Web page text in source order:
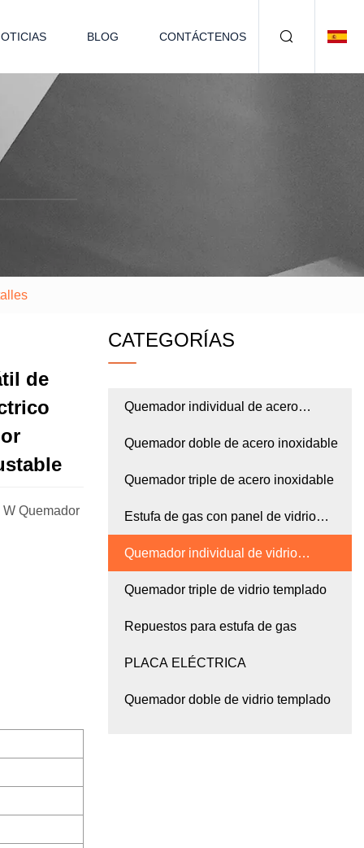
BLOG CONTÁCTENOS
de
Quemador
CATEGORÍAS
Quemador individual de acero
inoxidable
Quemador doble de acero inoxidable
Quemador triple de acero inoxidable
Estufa de gas con panel de vidrio
templado
Quemador individual de vidrio
templado
Quemador triple de vidrio templado
Repuestos para estufa de gas
PLACA ELÉCTRICA
Quemador doble de vidrio templado